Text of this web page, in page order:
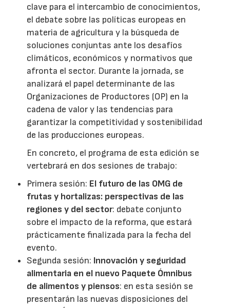
clave para el intercambio de conocimientos,
el debate sobre las políticas europeas en
materia de agricultura y la búsqueda de
soluciones conjuntas ante los desafíos
climáticos, económicos y normativos que
afronta el sector. Durante la jornada, se
analizará el papel determinante de las
Organizaciones de Productores (OP) en la
cadena de valor y las tendencias para
garantizar la competitividad y sostenibilidad
de las producciones europeas.
En concreto, el programa de esta edición se
vertebrará en dos sesiones de trabajo:
Primera sesión: El futuro de las OMG de
frutas y hortalizas: perspectivas de las
regiones y del sector: debate conjunto
sobre el impacto de la reforma, que estará
prácticamente finalizada para la fecha del
evento.
Segunda sesión: Innovación y seguridad
alimentaria en el nuevo Paquete Ómnibus
de alimentos y piensos: en esta sesión se
presentarán las nuevas disposiciones del